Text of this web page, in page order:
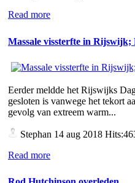
Read more
Massale vissterfte in
Eerder meldde het Rijswijks
gesloten is vanwege het tekort
gevolg van extreem warm...
Stephan 14 aug 2018
Read more